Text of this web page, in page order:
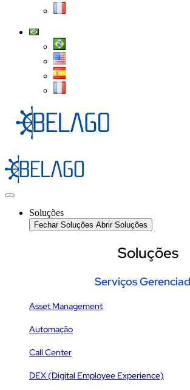
Soluções
Fechar Soluções Abrir Soluções
Soluções
Serviços
Asset Management
Automação
Call Center
DEX (Digital Employee Experience)